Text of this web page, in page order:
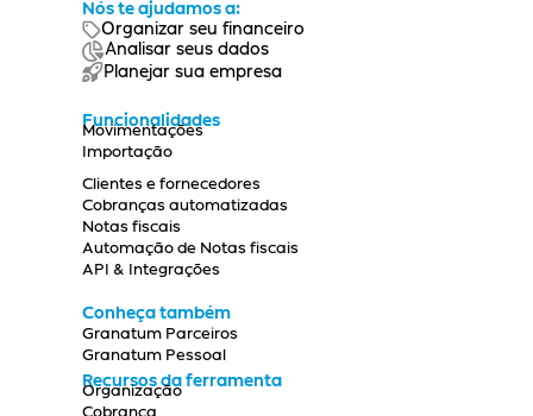
Nós te ajudamos a:
Organizar seu financeiro
Analisar seus dados
Planejar sua empresa
Funcionalidades
Movimentações
Importação
Clientes e fornecedores
Cobranças automatizadas
Notas fiscais
Automação de Notas fiscais
API & Integrações
Conheça também
Granatum Parceiros
Granatum Pessoal
Recursos da ferramenta
Organização
Cobrança